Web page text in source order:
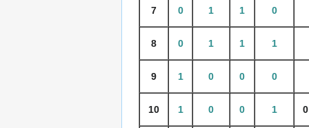
7 0 1 1 0
8 0 1 1 1
9 1 0 0 0
10 1 0 0 1